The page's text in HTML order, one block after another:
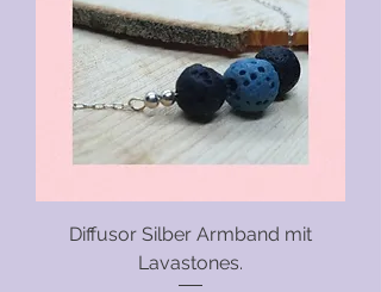
Diffusor Silber Armband mit
Lavastones.